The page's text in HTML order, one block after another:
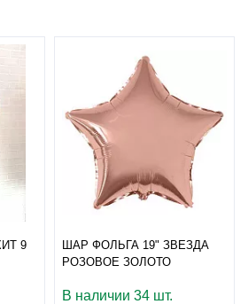
9
ШАР ФОЛЬГА 19" ЗВЕЗДА
РОЗОВОЕ ЗОЛОТО
В наличии 34 шт.